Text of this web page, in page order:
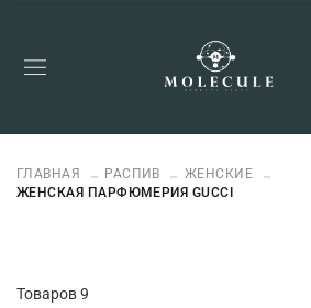
ГЛАВНАЯ РАСПИВ
ЖЕНСКИЕ
ЖЕНСКАЯ ПАРФЮМЕРИЯ GUCCI
Товаров9